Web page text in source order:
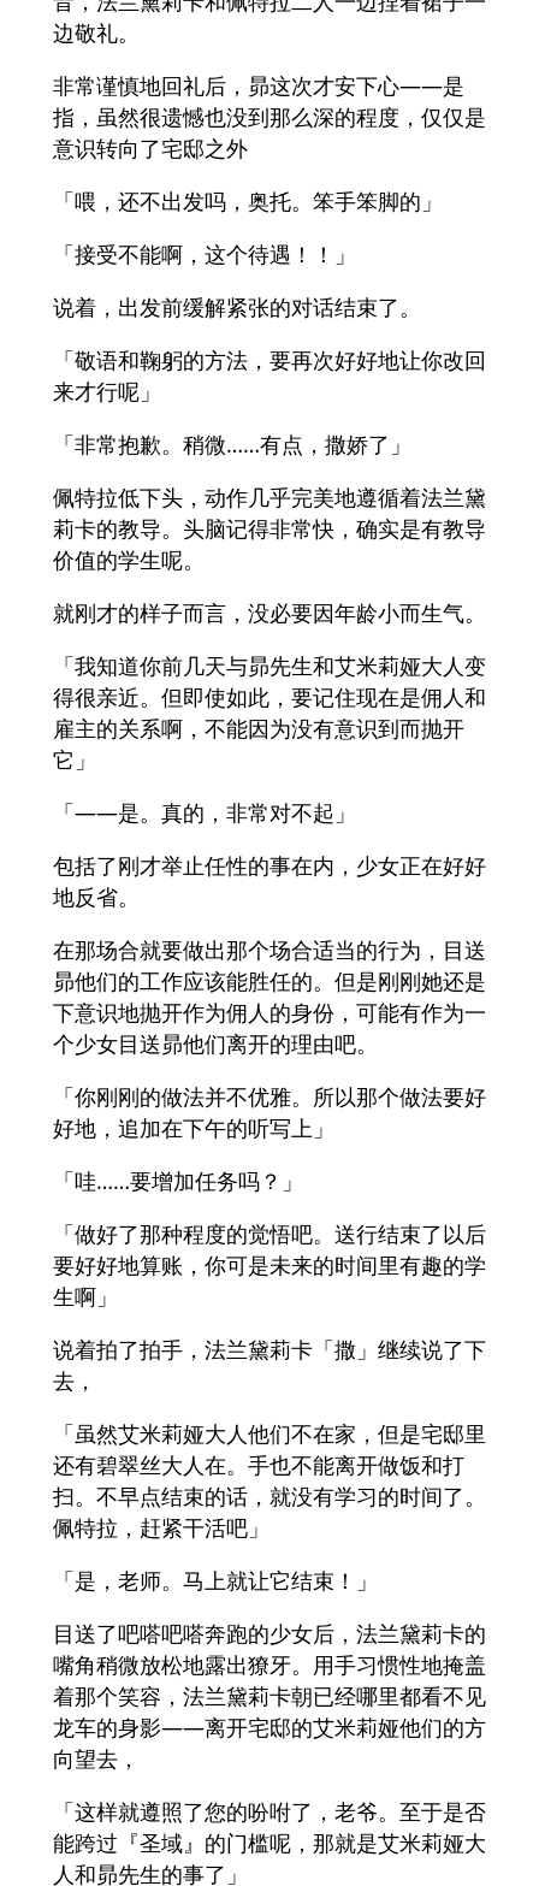
边敬礼。
非常谨慎地回礼后，昴这次才安下心――是
指，虽然很遗憾也没到那么深的程度，仅仅是
意识转向了宅邸之外
「喂，还不出发吗，奥托。笨手笨脚的」
「接受不能啊，这个待遇！！」
说着，出发前缓解紧张的对话结束了。
「敬语和鞠躬的方法，要再次好好地让你改回
来才行呢」
「非常抱歉。稍微……有点，撒娇了」
佩特拉低下头，动作几乎完美地遵循着法兰黛
莉卡的教导。头脑记得非常快，确实是有教导
价值的学生呢。
就刚才的样子而言，没必要因年龄小而生气。
「我知道你前几天与昴先生和艾米莉娅大人变
得很亲近。但即使如此，要记住现在是佣人和
雇主的关系啊，不能因为没有意识到而抛开
它」
「――是。真的，非常对不起」
包括了刚才举止任性的事在内，少女正在好好
地反省。
在那场合就要做出那个场合适当的行为，目送
昴他们的工作应该能胜任的。但是刚刚她还是
下意识地抛开作为佣人的身份，可能有作为一
个少女目送昴他们离开的理由吧。
「你刚刚的做法并不优雅。所以那个做法要好
好地，追加在下午的听写上」
「哇……要增加任务吗？」
「做好了那种程度的觉悟吧。送行结束了以后
要好好地算账，你可是未来的时间里有趣的学
生啊」
说着拍了拍手，法兰黛莉卡「撒」继续说了下
去，
「虽然艾米莉娅大人他们不在家，但是宅邸里
还有碧翠丝大人在。手也不能离开做饭和打
扫。不早点结束的话，就没有学习的时间了。
佩特拉，赶紧干活吧」
「是，老师。马上就让它结束！」
目送了吧嗒吧嗒奔跑的少女后，法兰黛莉卡的
嘴角稍微放松地露出獠牙。用手习惯性地掩盖
着那个笑容，法兰黛莉卡朝已经哪里都看不见
龙车的身影――离开宅邸的艾米莉娅他们的方
向望去，
「这样就遵照了您的吩咐了，老爷。至于是否
能跨过『圣域』的门槛呢，那就是艾米莉娅大
人和昴先生的事了」